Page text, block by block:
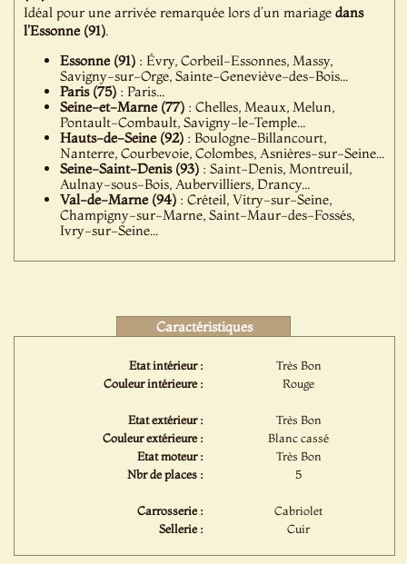
Idéal pour une arrivée remarquée lors d’un mariagedans
l'Essonne (91).
Essonne (91) : Évry, Corbeil-Essonnes, Massy,
Savigny-sur-Orge, Sainte-Geneviève-des-Bois...
Paris (75) : Paris...
Seine-et-Marne (77) : Chelles, Meaux, Melun,
Pontault-Combault, Savigny-le-Temple...
Hauts-de-Seine (92) : Boulogne-Billancourt,
Nanterre, Courbevoie, Colombes, Asnières-sur-Seine...
Seine-Saint-Denis (93) : Saint-Denis, Montreuil,
Aulnay-sous-Bois, Aubervilliers, Drancy...
Val-de-Marne (94) : Créteil, Vitry-sur-Seine,
Champigny-sur-Marne, Saint-Maur-des-Fossés,
Ivry-sur-Seine...
Caractéristiques
Etat intérieur :
Très Bon
Couleur intérieure :
Rouge
Etat extérieur :
Très Bon
Couleur extérieure :
Blanc cassé
Etat moteur :
Très Bon
Nbr de places :
5
Carrosserie :
Cabriolet
Sellerie :
Cuir